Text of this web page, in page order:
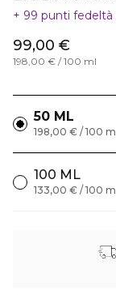
99 punti fedeltà
99,00 €
198,00 € / 100 ml
50 ML
198,00 € / 100 ml
100 ML
133,00 € / 100 ml